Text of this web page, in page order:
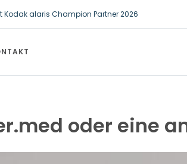
Kodak alaris Champion Partner 2026
bei der BKK ProVita
oder eine